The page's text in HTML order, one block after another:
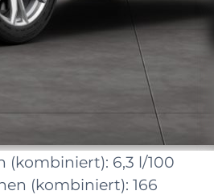
(kombiniert): 6,3 l/100
(kombiniert): 166